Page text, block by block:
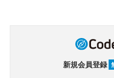
新規会員登録